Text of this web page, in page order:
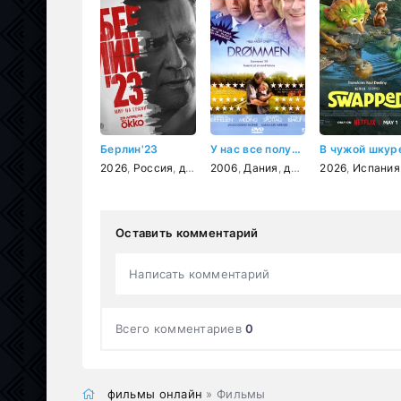
Берлин'23
2026 Россия детектив
У нас все получится
2006 Дания драма ,семейный
В чужой
2026 Испания
Оставить комментарий
Написать комментарий
Всего комментариев0
фильмы онлайн » Фильмы